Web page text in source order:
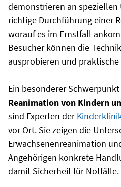
demonstrieren an
richtige Durchführung einer
worauf es im Ernstfall
Besucher können die
ausprobieren und
Ein besonderer
Reanimation von Kindern
sind Experten der
vor Ort. Sie zeigen die
Erwachsenenreanimation
Angehörigen konkrete
damit Sicherheit für Notfälle.